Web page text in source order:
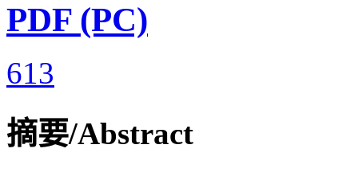
PDF (PC)
613
摘要/Abstract